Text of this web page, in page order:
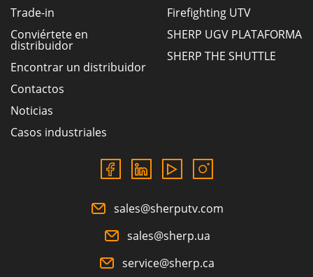
Trade-in
Conviértete en
distribuidor
Encontrar un distribuidor
Contactos
Noticias
Casos industriales
Firefighting UTV
SHERP UGV PLATAFORMA
SHERP THE SHUTTLE
sales@sherputv.com
sales@sherp.ua
service@sherp.ca